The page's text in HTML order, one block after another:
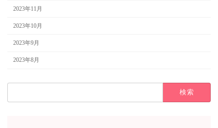
2023年11月
2023年10月
2023年9月
2023年8月
検